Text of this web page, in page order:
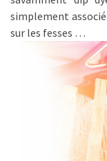
simplement
sur les fesses …